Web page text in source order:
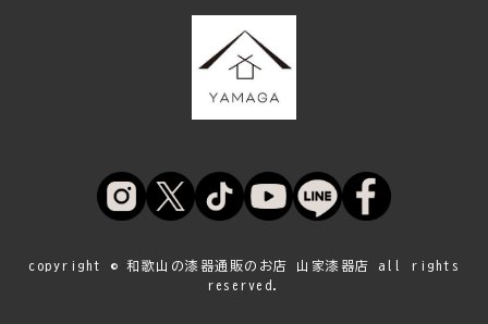
copyright © 和歌山の漆器通販のお店 山家漆器店 all rights
reserved.